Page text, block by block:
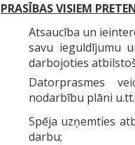
PRASĪBAS VISIEM
Atsaucība un
savu ieguldījumu
darbojoties
Datorprasmes
nodarbību plāni
Spēja uzņemties
darbu;